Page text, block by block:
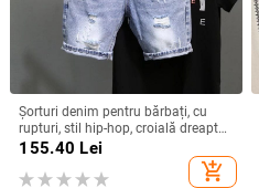
Șorturi denim pentru bărbați, cu
rupturi, stil hip-hop, croială dreaptă,
țesătură subțire, poliester
155.40 Lei
add_shopping_cart